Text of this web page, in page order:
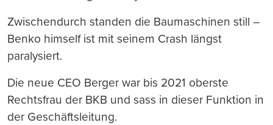
Zwischendurch standen die Baumaschinen still –
Benko himself ist mit seinem Crash längst
paralysiert.
Die neue CEO Berger war bis 2021 oberste
Rechtsfrau der BKB und sass in dieser Funktion in
der Geschäftsleitung.